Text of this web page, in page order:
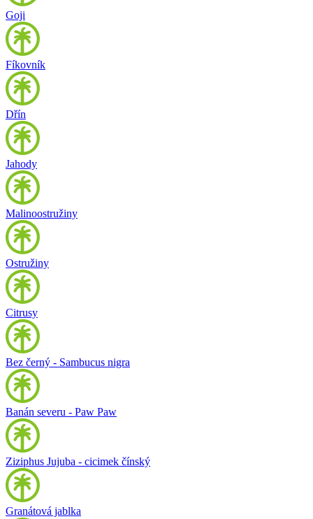
Goji
Fíkovník
Dřín
Jahody
Malinoostružiny
Ostružiny
Citrusy
Bez černý - Sambucus nigra
Banán severu - Paw Paw
Ziziphus Jujuba - cicimek čínský
Granátová jablka